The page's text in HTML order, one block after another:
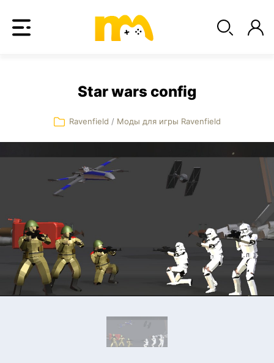
Star wars config
Ravenfield / Моды для игры Ravenfield